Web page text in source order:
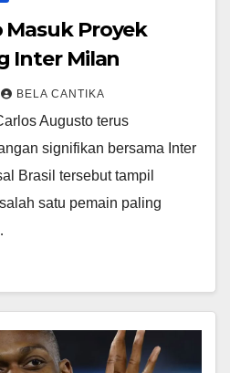
Proyek
Inter Milan
BELA CANTIKA
Augusto terus
signifikan bersama Inter
Brasil tersebut tampil
satu pemain paling